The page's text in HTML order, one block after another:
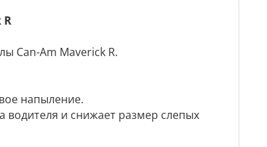
R
Can-Am Maverick R.
напыление.
водителя и снижает размер слепых